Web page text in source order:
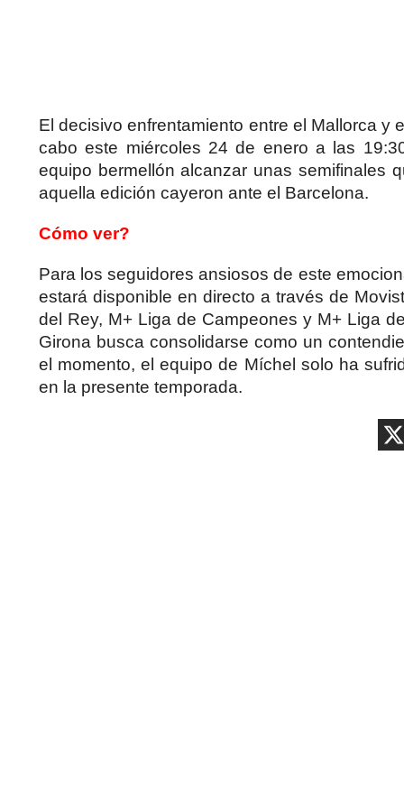
El decisivo enfrentamiento entre el Mallorca y
cabo este miércoles 24 de enero a las
equipo bermellón alcanzar unas semifinales
aquella edición cayeron ante el Barcelona.
Cómo ver?
Para los seguidores ansiosos de este
estará disponible en directo a través de
del Rey, M+ Liga de Campeones y M+ Liga
Girona busca consolidarse como un
el momento, el equipo de Míchel solo ha
en la presente temporada.